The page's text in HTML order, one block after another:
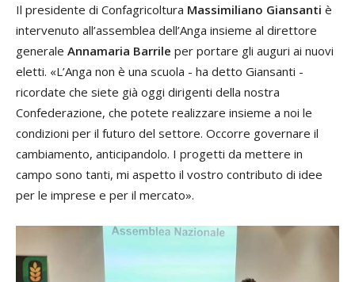
Il presidente di Confagricoltura Massimiliano Giansanti è
intervenuto all’assemblea dell’Anga insieme al direttore
generale Annamaria Barrile per portare gli auguri ai nuovi
eletti. «L’Anga non è una scuola - ha detto Giansanti -
ricordate che siete già oggi dirigenti della nostra
Confederazione, che potete realizzare insieme a noi le
condizioni per il futuro del settore. Occorre governare il
cambiamento, anticipandolo. I progetti da mettere in
campo sono tanti, mi aspetto il vostro contributo di idee
per le imprese e per il mercato».